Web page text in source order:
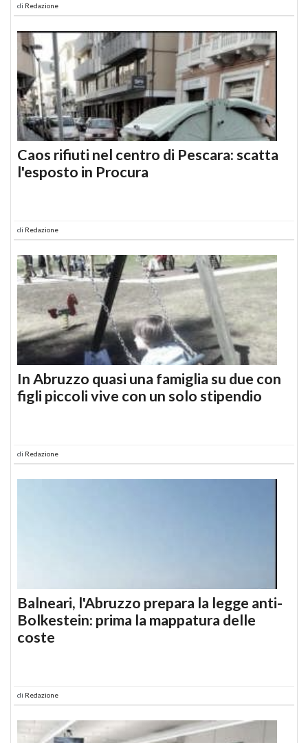
di Redazione
Caos rifiuti nel centro di Pescara: scatta
l'esposto in Procura
di Redazione
In Abruzzo quasi una famiglia su due con
figli piccoli vive con un solo stipendio
di Redazione
Balneari, l'Abruzzo prepara la legge anti-
Bolkestein: prima la mappatura delle
coste
di Redazione